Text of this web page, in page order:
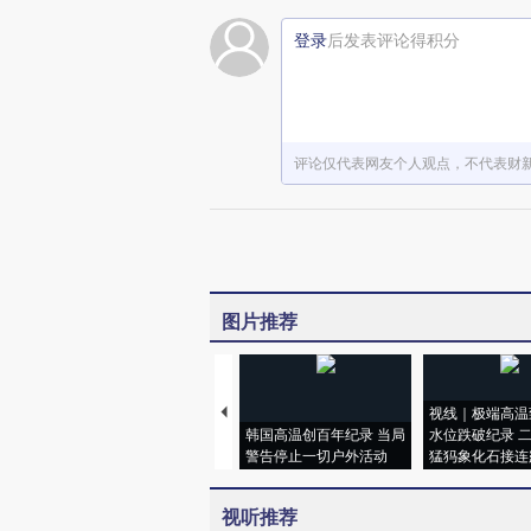
登录后发表评论得积分
评论仅代表网友个人观点，不代表财
图片推荐
韩国高温创百年纪录 当局
警告停止一切户外活动
视线｜极端高
水位跌破纪录
猛犸象化石接
视听推荐